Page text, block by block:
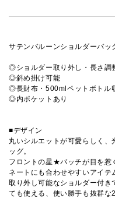
サテンバルーンショルダーバッ
◎ショルダー取り外し・長さ調
◎斜め掛け可能
◎長財布・500mlペットボトル
◎内ポケットあり
■デザイン
丸いシルエットが可愛らしく
ッグ。
フロントの星★パッチが目を惹
ネートにも合わせやすいアイテ
取り外し可能なショルダー付き
ても使える、使い勝手も抜群な